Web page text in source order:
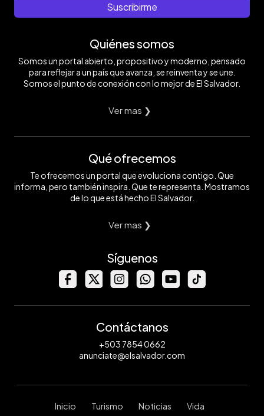
Suscribirme
Quiénes somos
Somos un portal abierto, propositivo y moderno, pensado
para reflejar a un país que avanza, se reinventa y se une.
Somos el punto de conexión con lo mejor de El Salvador.
Ver mas ❯
Qué ofrecemos
Te ofrecemos un portal que evoluciona contigo. Que
informa, pero también inspira. Que te representa. Mostramos
de lo que está hecho El Salvador.
Ver mas ❯
Síguenos
Contáctanos
+503 7854 0662
anunciate@elsalvador.com
Inicio Turismo Noticias Vida